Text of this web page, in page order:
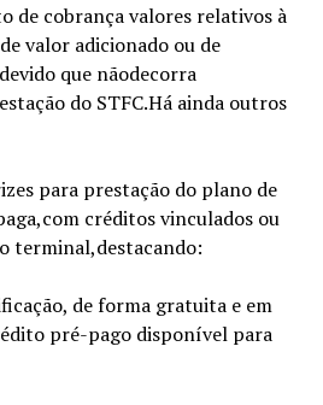
de cobrança valores relativos à
valor adicionado ou de
que nãodecorra
do STFC.Há ainda outros
para prestação do plano de
créditos vinculados ou
terminal,destacando:
de forma gratuita e em
pré-pago disponível para